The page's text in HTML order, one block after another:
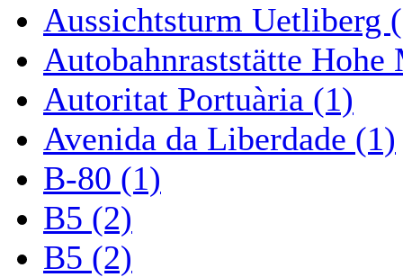
Aussichtsturm Uetliberg
Autobahnraststätte Hohe
Autoritat Portuària (1)
Avenida da Liberdade (1)
B-80 (1)
B5 (2)
B5 (2)